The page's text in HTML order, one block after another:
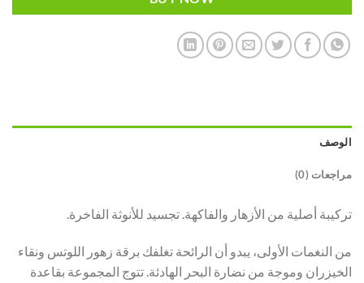
الوصف
مراجعات (0)
تركيبة أصلية من الأزهار والفاكهة. تجسيد للأنوثة الفاخرة.
من النغمات الأولى، يبدو أن الرائحة تغلفك برقة زهور اللوتس ونقاء
الخيزران وموجة من نضارة البحر الهادئة. تتوج المجموعة بقاعدة